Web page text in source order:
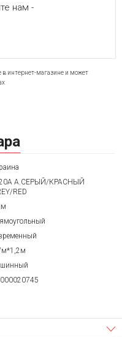
нам -
в интернет-магазине и может
A.СЕРЫЙ/КРАСНЫЙ
RED